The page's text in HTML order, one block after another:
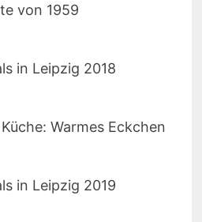
von 1959
in Leipzig 2018
Warmes Eckchen
in Leipzig 2019